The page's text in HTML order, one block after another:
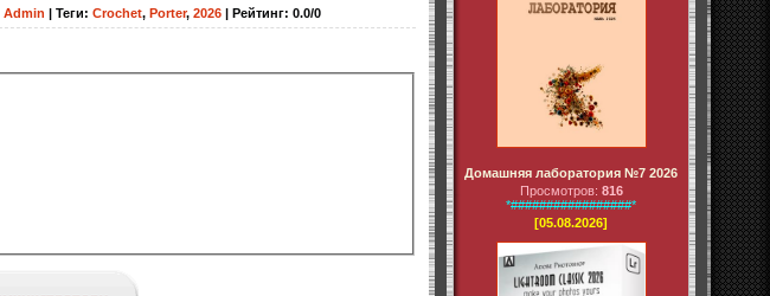
Admin Теги: Crochet, Porter, 2026 Рейтинг: 0.0/0
Домашняя лаборатория №7 2026
Просмотров: 816
*#################*
[05.08.2026]